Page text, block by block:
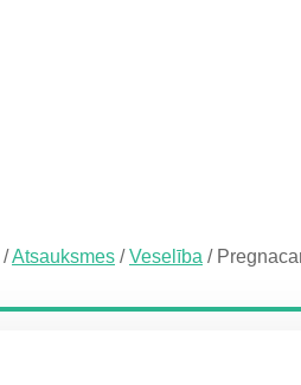
/Atsauksmes / Veselība /